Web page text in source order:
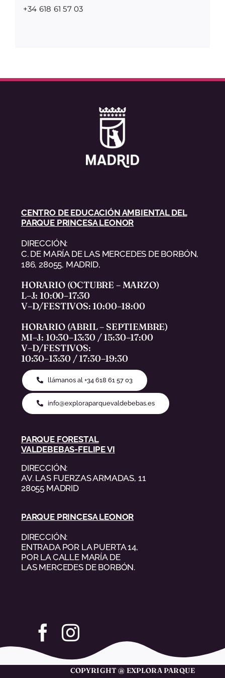
+34 618 61 57 03
CENTRO DE EDUCACIÓN AMBIENTAL DEL
PARQUE PRINCESA LEONOR
DIRECCIÓN:
C. DE MARÍA DE LAS MERCEDES DE BORBÓN,
186, 28055, MADRID,
HORARIO (OCTUBRE – MARZO)
L–J: 10:00–17:30
V–D/FESTIVOS: 10:00–18:00
HORARIO (ABRIL – SEPTIEMBRE)
MI–J: 10:30–13:30 / 15:30–17:00
V–D/FESTIVOS:
10:30–13:30 / 17:30–19:30
llámanos al +34 618 61 57 03
info@exploraparquevaldebebas.es
PARQUE FORESTAL
VALDEBEBAS-FELIPE VI
DIRECCIÓN:
AV. LAS FUERZAS ARMADAS, 11
28055 MADRID
PARQUE PRINCESA LEONOR
DIRECCIÓN:
ENTRADA POR LA PUERTA 14,
POR LA CALLE MARÍA DE
LAS MERCEDES DE BORBÓN.
COPYRIGHT @ EXPLORA PARQUE